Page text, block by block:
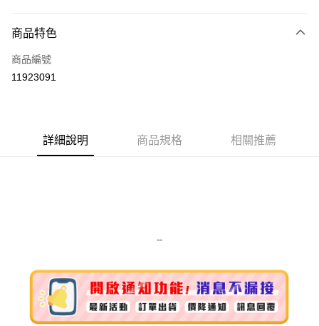
信用卡一次付款
超商取貨付款
街口支付
全家取貨付款
每筆NT$80，滿NT$999(含以上)免運費
商品特色
商品編號
11923091
詳細說明 商品規格 相關推薦
--